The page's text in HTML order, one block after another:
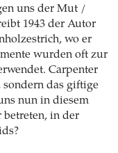
uns der Mut /
1943 der Autor
wo er
wurden oft zur
Carpenter
das giftige
nun in diesem
in der